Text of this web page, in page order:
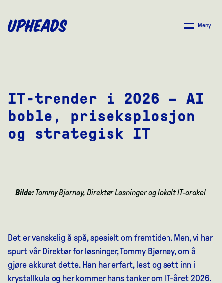
MAIN
Meny
IT-trender i 2026 – AI
boble, priseksplosjon
og strategisk IT
Det er vanskelig å spå, spesielt om fremtiden. Men, vi har
spurt vår Direktør for løsninger, Tommy Bjørnøy, om å
gjøre akkurat dette. Han har erfart, lest og sett inn i
krystallkula og her kommer hans tanker om IT-året 2026.
Bilde: Tommy Bjørnøy, Direktør Løsninger og lokalt IT-orakel